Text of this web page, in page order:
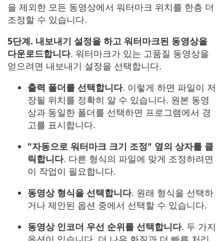
을 제외한 모든 동영상에서 워터마크 위치를 한층 더
조정할 수 있습니다.
5단계. 내보내기 설정을 하고 워터마크된 동영상을
다운로드합니다. 워터마크가 있는 고품질 동영상을
얻으려면 내보내기 설정을 선택합니다.
출력 폴더를 선택합니다. 이렇게 하면 파일이 저
장될 위치를 정확히 알 수 있습니다. 원본 동영
상과 동일한 폴더를 선택하면 프로그램에서 경
고를 표시합니다.
"자동으로 워터마크 크기 조정" 옆의 상자를 클
릭합니다. 다른 형식의 파일에 맞게 조정하려면
이 작업이 필요합니다.
동영상 형식을 선택합니다. 원래 형식을 선택하
거나 제안된 옵션 중에서 선택할 수 있습니다.
동영상 인코더 우선 순위를 선택합니다. 두 가지